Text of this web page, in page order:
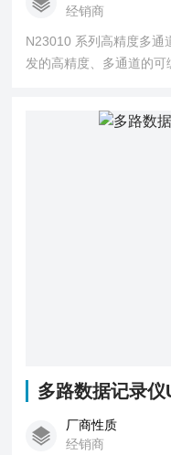
经销商
N23010 系列高精度多通
发的高精度、多通道的
24个通道，支持本地/远
多路数据记录仪
厂商性质
经销商